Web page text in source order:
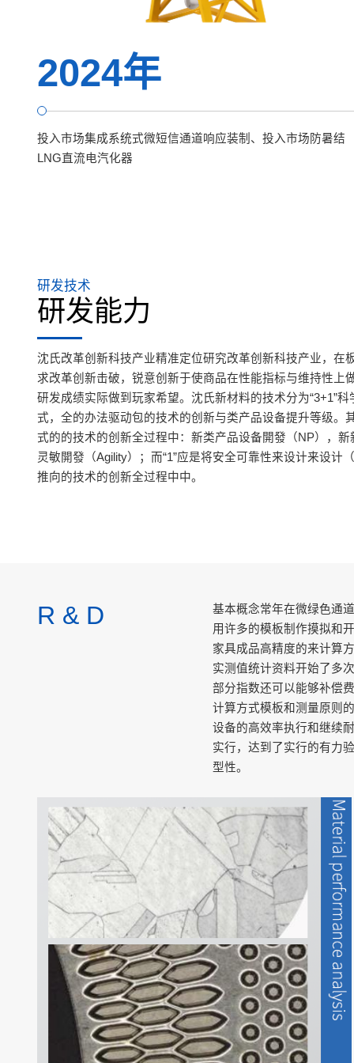
2024年
投入市场集成系统式微短信通道响应装制、投入市场防暑结
LNG直流电汽化器
研发技术
研发能力
沈氏改革创新科技产业精准定位研究改革创新科技产业，在
求改革创新击破，锐意创新于使商品在性能指标与维持性上
研发成绩实际做到玩家希望。沈氏新材料的技术分为“3+1”
式，全的办法驱动包的技术的创新与类产品设备提升等级。
式的的技术的创新全过程中：新类产品设备開發（NP），
灵敏開發（Agility）；而“1”应是将安全可靠性来设计来设计
推向的技术的创新全过程中中。
R & D
基本概念常年在微绿色通
用许多的模板制作摸拟和
家具成品高精度的来计算
实测值统计资料开始了多
部分指数还可以能够补偿
计算方式模板和测量原则
设备的高效率执行和继续
实行，达到了实行的有力
型性。